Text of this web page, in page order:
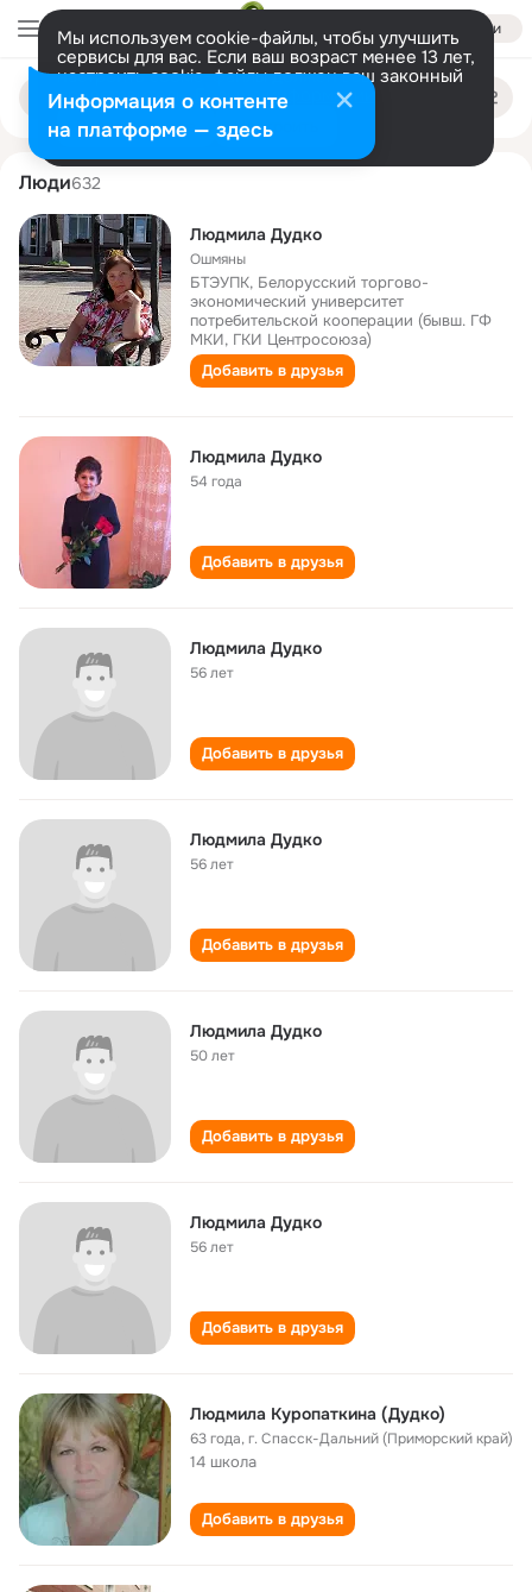
Войти
Мы используем cookie-файлы, чтобы улучшить
сервисы для вас. Если ваш возраст менее 13 лет,
настроить cookie-файлы должен ваш законный
представитель. Больше информации
Разрешить все Настроить
Поиск
людям
lyudmila dudko
Люди632
Людмила Дудко
Ошмяны
БТЭУПК, Белорусский торгово-
экономический университет
потребительской кооперации (бывш. ГФ
МКИ, ГКИ Центросоюза)
Добавить в друзья
Людмила Дудко
54 года
Добавить в друзья
Людмила Дудко
56 лет
Добавить в друзья
Людмила Дудко
56 лет
Добавить в друзья
Людмила Дудко
50 лет
Добавить в друзья
Людмила Дудко
56 лет
Добавить в друзья
Людмила Куропаткина (Дудко)
63 года,г. Спасск-Дальний (Приморский край)
14 школа
Добавить в друзья
Информация о контенте
на платформе — здесь